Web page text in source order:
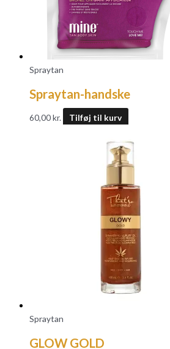
Spraytan
Spraytan-handske
60,00kr. Tilføj til kurv
Spraytan
GLOW GOLD